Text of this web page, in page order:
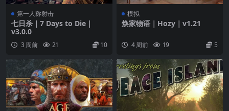
第一人称射击
七日杀｜7 Days to Die｜
v3.0.0
3 周前 21 10
模拟
焕家物语｜Hozy｜v1.21
4 周前 19 5